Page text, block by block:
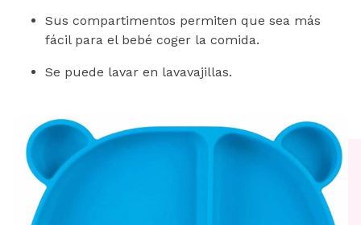
Sus compartimentos permiten que sea más
fácil para el bebé coger la comida.
Se puede lavar en lavavajillas.